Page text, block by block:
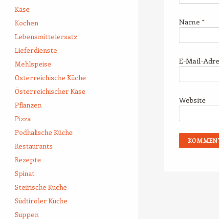
Name *
E-Mail-
Website
Käse
Kochen
Lebensmittelersatz
Lieferdienste
Mehlspeise
Österreichische Küche
Österreichischer Käse
Pflanzen
Pizza
Podhalische Küche
Restaurants
Rezepte
Spinat
Steirische Küche
Südtiroler Küche
Suppen